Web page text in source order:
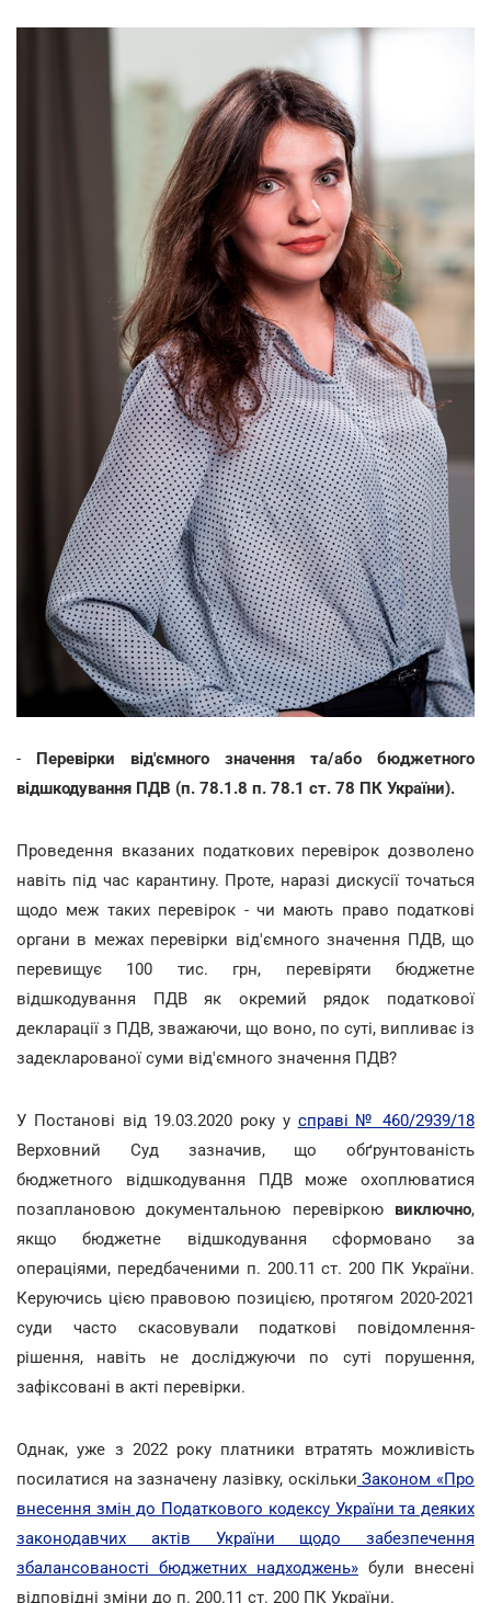
- Перевірки від'ємного значення та/або бюджетного
відшкодування ПДВ (п. 78.1.8 п. 78.1 ст. 78 ПК України).
Проведення вказаних податкових перевірок дозволено
навіть під час карантину. Проте, наразі дискусії точаться
щодо меж таких перевірок - чи мають право податкові
органи в межах перевірки від'ємного значення ПДВ, що
перевищує 100 тис. грн, перевіряти бюджетне
відшкодування ПДВ як окремий рядок податкової
декларації з ПДВ, зважаючи, що воно, по суті, випливає із
задекларованої суми від'ємного значення ПДВ?
У Постанові від 19.03.2020 року у справі № 460/2939/18
Верховний Суд зазначив, що обґрунтованість
бюджетного відшкодування ПДВ може охоплюватися
позаплановою документальною перевіркою виключно,
якщо бюджетне відшкодування сформовано за
операціями, передбаченими п. 200.11 ст. 200 ПК України.
Керуючись цією правовою позицією, протягом 2020-2021
суди часто скасовували податкові повідомлення-
рішення, навіть не досліджуючи по суті порушення,
зафіксовані в акті перевірки.
Однак, уже з 2022 року платники втратять можливість
посилатися на зазначену лазівку, оскільки Законом «Про
внесення змін до Податкового кодексу України та деяких
законодавчих актів України щодо забезпечення
збалансованості бюджетних надходжень» були внесені
відповідні зміни до п. 200.11 ст. 200 ПК України.